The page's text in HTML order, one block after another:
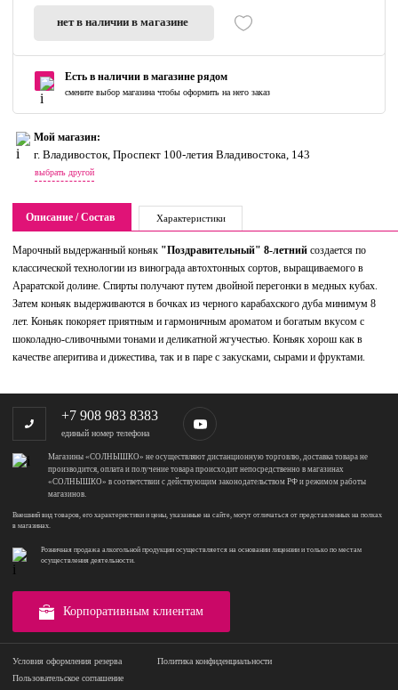
нет в наличии в магазине
Есть в наличии в магазине рядом
смените выбор магазина чтобы оформить на него заказ
Мой магазин:
г. Владивосток, Проспект 100-летия Владивостока, 143
выбрать другой
Описание / Состав Характеристики
Марочный выдержанный коньяк "Поздравительный" 8-летний создается по
классической технологии из винограда автохтонных сортов, выращиваемого в
Араратской долине. Спирты получают путем двойной перегонки в медных кубах.
Затем коньяк выдерживаются в бочках из черного карабахского дуба минимум 8
лет. Коньяк покоряет приятным и гармоничным ароматом и богатым вкусом с
шоколадно-сливочными тонами и деликатной жгучестью. Коньяк хорош как в
качестве аперитива и дижестива, так и в паре с закусками, сырами и фруктами.
+7 908 983 8383
единый номер телефона
Магазины «СОЛНЫШКО» не осуществляют дистанционную торговлю, доставка товара не
производится, оплата и получение товара происходит непосредственно в магазинах
«СОЛНЫШКО» в соответствии с действующим законодательством РФ и режимом работы
магазинов.
Внешний вид товаров, его характеристики и цены, указанные на сайте, могут отличаться от представленных на полках
в магазинах.
Розничная продажа алкогольной продукции осуществляется на основании лицензии и только по местам
осуществления деятельности.
Корпоративным клиентам
Условия оформления резерва
Политика конфиденциальности
Пользовательское соглашение